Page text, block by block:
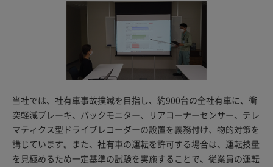
当社では、社有車事故撲滅を目指し、約900台の全社有車に、衝
突軽減ブレーキ、バックモニター、リアコーナーセンサー、テレ
マティクス型ドライブレコーダーの設置を義務付け、物的対策を
講じています。また、社有車の運転を許可する場合は、運転技量
を見極めるため一定基準の試験を実施することで、従業員の運転